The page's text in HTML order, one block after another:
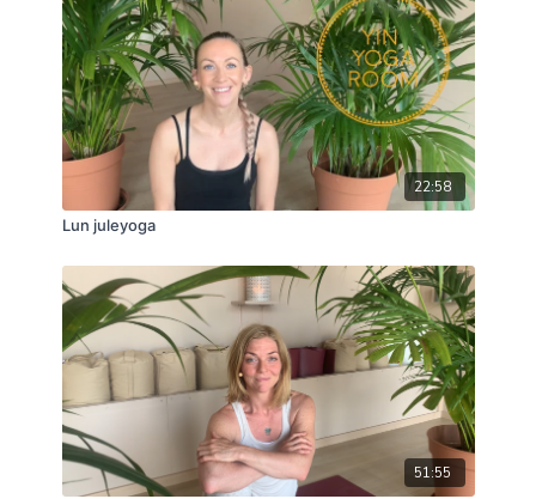
22:58
Lun juleyoga
51:55